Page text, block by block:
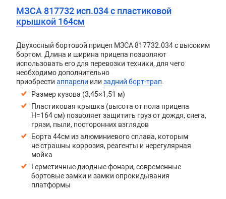
МЗСА 817732 исп.034 с пластиковой
крышкой 164см
Двухосный бортовой прицеп МЗСА 817732.034с высоким
бортом. Длина и ширина прицепа позволяют
использовать его для перевозки техники, для чего
необходимо дополнительно
приобрести аппарели или задний борт-трап
Размер кузова (3,45×1,51 м)
Пластиковая крышка (высота от пола прицепа
H=164 см) позволяет защитить груз от дождя, снега,
грязи, пыли, посторонних взглядов
Борта 44см из алюминиевого сплава, которым
не страшны коррозия, реагенты и нерегулярная
мойка
Герметичные диодные фонари, современные
бортовые замки и замки опрокидывания
платформы